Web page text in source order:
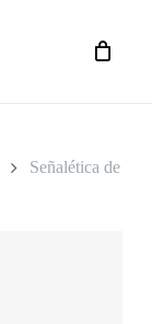
Close
Cart
Señalética de